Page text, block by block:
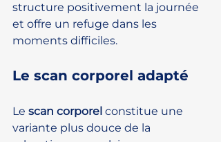
structure positivement la journée
et offre un refuge dans les
moments difficiles.
Le scan corporel adapté
Le scan corporel constitue une
variante plus douce de la